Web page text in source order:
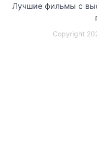
Лучшие фильмы с
Copyright